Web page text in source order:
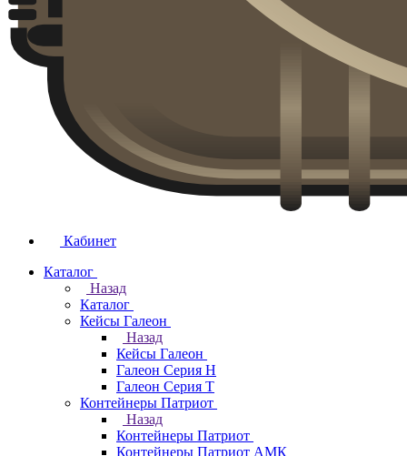
Кабинет
Каталог
Назад
Каталог
Кейсы Галеон
Назад
Кейсы Галеон
Галеон Серия Н
Галеон Серия Т
Контейнеры Патриот
Назад
Контейнеры Патриот
Контейнеры Патриот АМК